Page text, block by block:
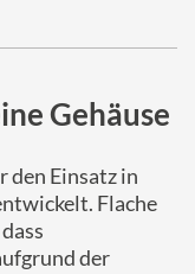
Gehäuse
den Einsatz in
Flache
der